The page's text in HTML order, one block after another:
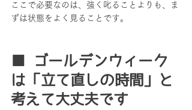
ここで必要なのは、強く叱ることよりも、ま
ずは状態をよく見ることです。
■ ゴールデンウィーク
は「立て直しの時間」と
考えて大丈夫です